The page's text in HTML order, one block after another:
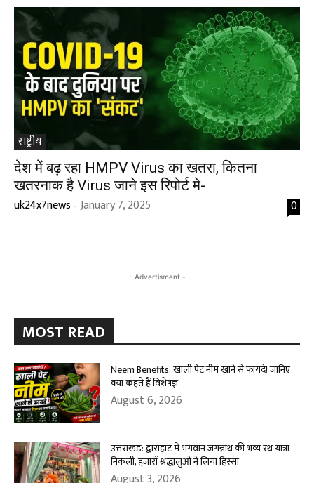
राष्ट्रीय
देश में बढ़ रहा HMPV Virus का खतरा, कितना
खतरनाक है Virus जाने इस रिपोर्ट मे-
uk24x7news - January 7, 2025 0
- Advertisment -
MOST READ
Neem Benefits: खाली पेट नीम खाने से फायदे! जानिए
क्या कहते हैं विशेषज्ञ
August 6, 2026
उत्तराखंड: द्वाराहाट में भगवान जगन्नाथ की भव्य रथ यात्रा
निकली, हजारों श्रद्धालुओं ने लिया हिस्सा
August 3, 2026